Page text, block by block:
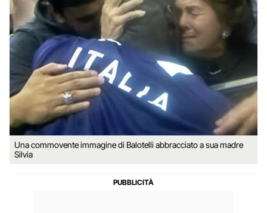
Una commovente immagine di Balotelli abbracciato a sua madre
Silvia